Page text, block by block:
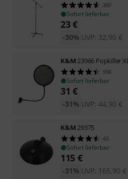
367
Sofort lieferbar
23€
UVP: 32,90 €
-30%
K&M 23966 Popkiller XL
556
Sofort lieferbar
31 €
UVP: 44,90 €
-31%
K&M 29375
42
Sofort lieferbar
115 €
UVP: 165,90 €
-31%